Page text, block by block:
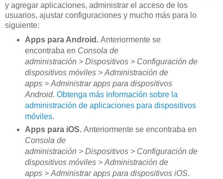
y agregar aplicaciones, administrar el acceso de los
usuarios, ajustar configuraciones y mucho más para lo
siguiente:
Apps para Android. Anteriormente se
encontraba en Consola de
administración > Dispositivos > Configuración de
dispositivos móviles > Administración de
apps > Administrar apps para dispositivos
Android. Obtenga más información sobre la
administración de aplicaciones para dispositivos
móviles.
Apps para iOS. Anteriormente se encontraba en
Consola de
administración > Dispositivos > Configuración de
dispositivos móviles > Administración de
apps > Administrar apps para dispositivos iOS.